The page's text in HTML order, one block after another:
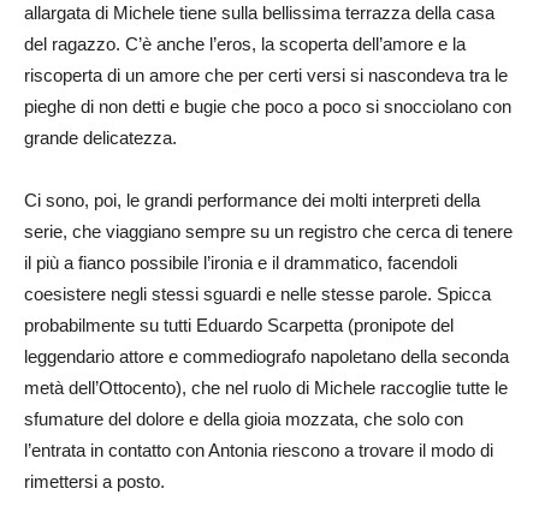
allargata di Michele tiene sulla bellissima terrazza della casa
del ragazzo. C’è anche l’eros, la scoperta dell’amore e la
riscoperta di un amore che per certi versi si nascondeva tra le
pieghe di non detti e bugie che poco a poco si snocciolano con
grande delicatezza.
Ci sono, poi, le grandi performance dei molti interpreti della
serie, che viaggiano sempre su un registro che cerca di tenere
il più a fianco possibile l’ironia e il drammatico, facendoli
coesistere negli stessi sguardi e nelle stesse parole. Spicca
probabilmente su tutti Eduardo Scarpetta (pronipote del
leggendario attore e commediografo napoletano della seconda
metà dell’Ottocento), che nel ruolo di Michele raccoglie tutte le
sfumature del dolore e della gioia mozzata, che solo con
l’entrata in contatto con Antonia riescono a trovare il modo di
rimettersi a posto.